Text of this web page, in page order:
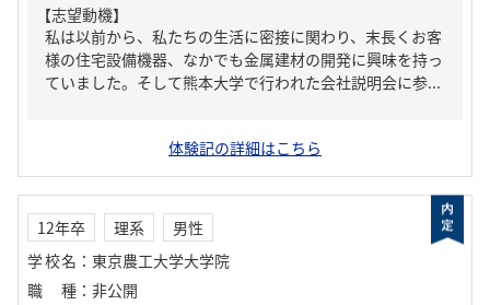
【志望動機】
私は以前から、私たちの生活に密接に関わり、末長くお客
様の住宅設備機器、なかでも金属建材の開発に興味を持っ
ていました。そして熊本大学で行われた会社説明会に参...
体験記の詳細はこちら
12年卒 理系
男性
学校名 ： 東京農工大学大学院
職種 ： 非公開